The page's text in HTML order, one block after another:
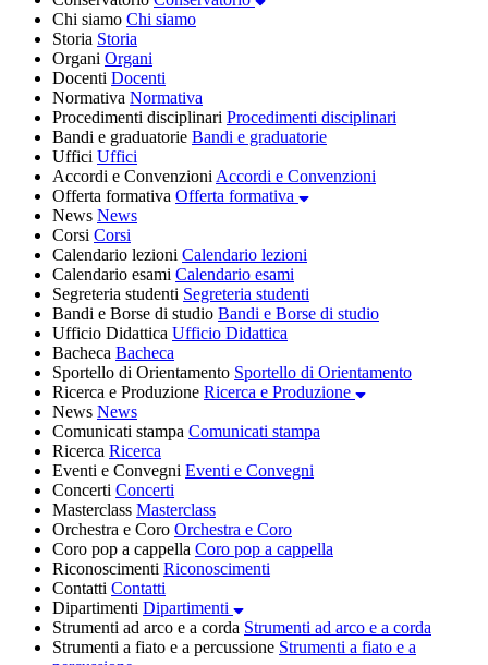
Chi siamo Chi siamo
Storia Storia
Organi Organi
Docenti Docenti
Normativa Normativa
Procedimenti disciplinari Procedimenti disciplinari
Bandi e graduatorie Bandi e graduatorie
Uffici Uffici
Accordi e Convenzioni Accordi e Convenzioni
Offerta formativa Offerta formativa
News News
Corsi Corsi
Calendario lezioni Calendario lezioni
Calendario esami Calendario esami
Segreteria studenti Segreteria studenti
Bandi e Borse di studio Bandi e Borse di studio
Ufficio Didattica Ufficio Didattica
Bacheca Bacheca
Sportello di Orientamento Sportello di Orientamento
Ricerca e Produzione Ricerca e Produzione
News News
Comunicati stampa Comunicati stampa
Ricerca Ricerca
Eventi e Convegni Eventi e Convegni
Concerti Concerti
Masterclass Masterclass
Orchestra e Coro Orchestra e Coro
Coro pop a cappella Coro pop a cappella
Riconoscimenti Riconoscimenti
Contatti Contatti
Dipartimenti Dipartimenti
Strumenti ad arco e a corda Strumenti ad arco e a corda
Strumenti a fiato e a percussione Strumenti a fiato e a